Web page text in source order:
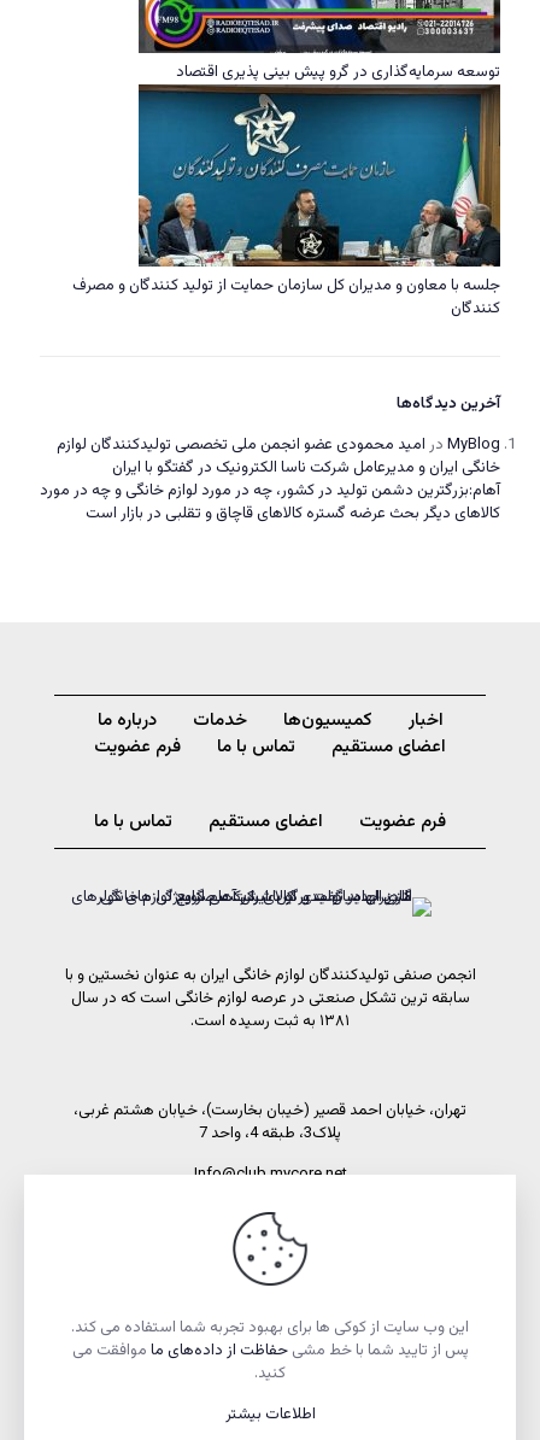
توسعه سرمایه‌گذاری در گرو پیش بینی پذیری اقتصاد
جلسه با معاون و مدیران کل سازمان حمایت از تولید کنندگان و مصرف
کنندگان
آخرین دیدگاه‌ها
MyBlog در امید محمودی عضو انجمن ملی تخصصی تولیدکنندگان لوازم
خانگی ایران و مدیرعامل شرکت ناسا الکترونیک در گفتگو با ایران
آهام:بزرگترین دشمن تولید در کشور، چه در مورد لوازم خانگی و چه در مورد
کالاهای دیگر بحث عرضه گستره کالاهای قاچاق و تقلبی در بازار است
اخبار کمیسیون‌ها خدمات
درباره ما
اعضای مستقیم
تماس با ما فرم عضویت
فرم عضویت اعضای مستقیم تماس با ما
انجمن صنفی تولیدکنندگان لوازم خانگی ایران به عنوان نخستین و با
سابقه ترین تشکل صنعتی در عرصه لوازم خانگی است که در سال
۱۳۸۱ به ثبت رسیده است.
تهران، خیابان احمد قصیر (خیبان بخارست)، خیابان هشتم غربی،
پلاک3، طبقه 4، واحد 7
Info@club.mycore.net
شماره تماس: 02191089450
شماره فاکس: 02188521269
تمام حقوق مادی و معنوی این وبسایت متعلق به انجمن صنفی
این وب سایت از کوکی ها برای بهبود تجربه شما استفاده می کند.
پس از تایید شما با خط مشیحفاظت از داده‌های ما موافقت می
کنید.
اطلاعات بیشتر